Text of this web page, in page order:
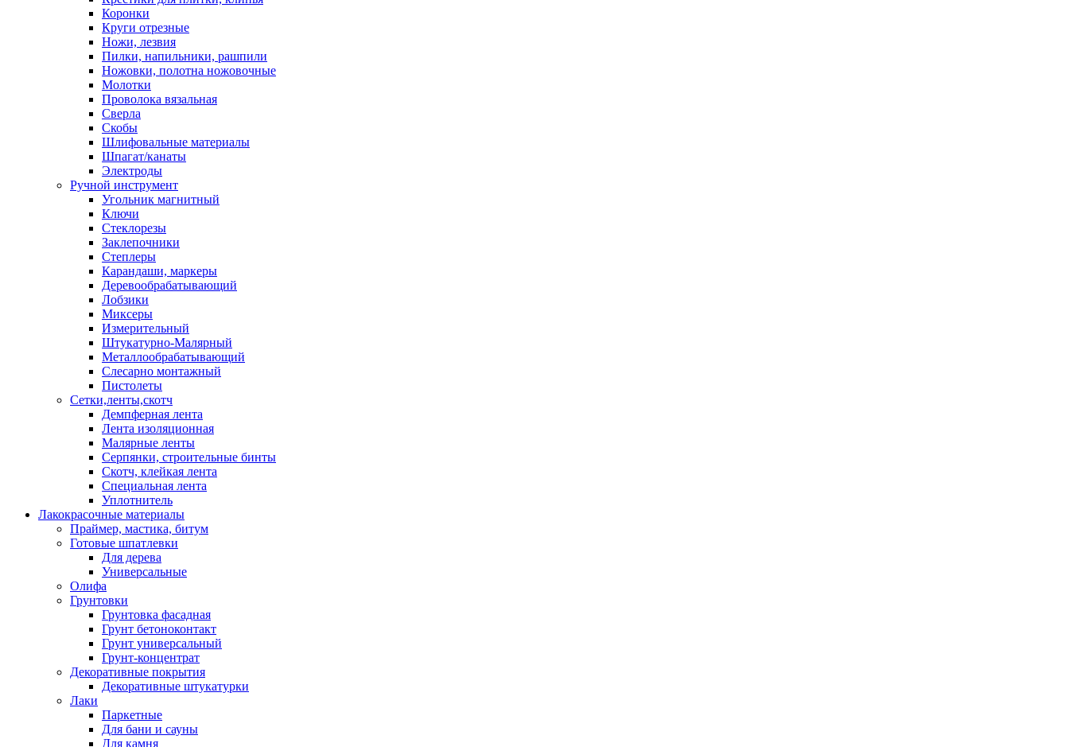
Коронки
Круги отрезные
Ножи, лезвия
Пилки, напильники, рашпили
Ножовки, полотна ножовочные
Молотки
Проволока вязальная
Сверла
Скобы
Шлифовальные материалы
Шпагат/канаты
Электроды
Ручной инструмент
Угольник магнитный
Ключи
Стеклорезы
Заклепочники
Степлеры
Карандаши, маркеры
Деревообрабатывающий
Лобзики
Миксеры
Измерительный
Штукатурно-Малярный
Металлообрабатывающий
Слесарно монтажный
Пистолеты
Сетки,ленты,скотч
Демпферная лента
Лента изоляционная
Малярные ленты
Серпянки, строительные бинты
Скотч, клейкая лента
Специальная лента
Уплотнитель
Лакокрасочные материалы
Праймер, мастика, битум
Готовые шпатлевки
Для дерева
Универсальные
Олифа
Грунтовки
Грунтовка фасадная
Грунт бетоноконтакт
Грунт универсальный
Грунт-концентрат
Декоративные покрытия
Декоративные штукатурки
Лаки
Паркетные
Для бани и сауны
Для камня